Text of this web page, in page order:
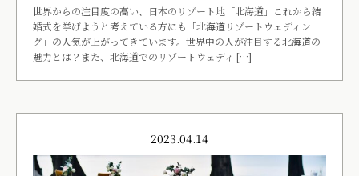
世界からの注目度の高い、日本のリゾート地「北海道」これから結
婚式を挙げようと考えている方にも「北海道リゾートウェディン
グ」の人気が上がってきています。世界中の人が注目する北海道の
魅力とは？また、北海道でのリゾートウェディ […]
2023.04.14